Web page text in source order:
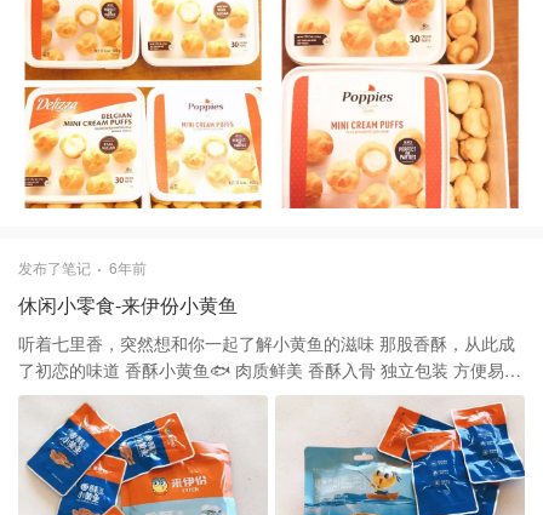
间奶油浓郁香甜，两款味道总体吃起来都不错.冷藏的时候直接吃就
是冰淇淋口感，要是想吃松软口感的可以拿出来等几分钟或是用微
波炉快速打一下
发布了笔记 6年前
休闲小零食-来伊份小黄鱼
听着七里香，突然想和你一起了解小黄鱼的滋味 那股香酥，从此成
了初恋的味道 香酥小黄鱼🐟 肉质鲜美 香酥入骨 独立包装 方便易携
看剧听歌旅行聊天适搭 来一（伊）份嘛